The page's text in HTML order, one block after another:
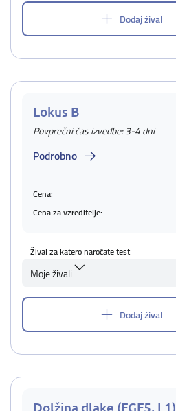
Dodaj žival
Lokus B
Povprečni čas izvedbe: 3-4 dni
Podrobno
Cena:
Cena za vzreditelje:
Žival za katero naročate test
Moje živali
Dodaj žival
Dolžina dlake (FGF5, L1)